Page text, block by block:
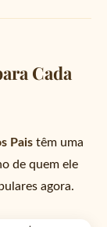
Cada
Pais têm uma
de quem ele
agora.